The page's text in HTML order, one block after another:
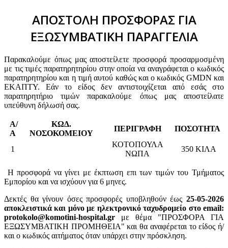
ΑΠΟΣΤΟΛΗ ΠΡΟΣΦΟΡΑΣ ΓΙΑ
ΕΞΩΣΥΜΒΑΤΙΚΗ ΠΑΡΑΓΓΕΛΙΑ
Παρακαλούμε όπως μας αποστείλετε προσφορά προσαρμοσμένη
με τις τιμές παρατηρητηρίου στην οποία να αναγράφεται ο κωδικός
παρατηρητηρίου και η τιμή αυτού καθώς και ο κωδικός GMDN και
ΕΚΑΠΤΥ. Εάν το είδος δεν αντιστοιχίζεται από εσάς στο
παρατηρητήριο τιμών παρακαλούμε όπως μας αποστείλατε
υπεύθυνη δήλωσή σας.
Α/
Α
ΚΩΔ.
ΝΟΣΟΚΟΜΕΙΟΥ
ΠΕΡΙΓΡΑΦΗ ΠΟΣΟΤΗΤΑ
1
ΚΟΤΟΠΟΥΛΑ
ΝΩΠΑ
350 ΚΙΛΑ
Η προσφορά να γίνει με έκπτωση επι των τιμών του Τμήματος
Εμπορίου και να ισχύουν για 6 μηνες.
Δεκτές θα γίνουν όσες προσφορές υποβληθούν έως 25-05-2026
αποκλειστικά και μόνο με ηλεκτρονικό ταχυδρομείο στο email:
protokolo@komotini-hospital.gr με θέμα "ΠΡΟΣΦΟΡΑ ΓΙΑ
ΕΞΩΣΥΜΒΑΤΙΚΗ ΠΡΟΜΗΘΕΙΑ" και θα αναφέρεται το είδος ή/
και ο κωδικός αιτήματος όταν υπάρχει στην πρόσκληση.